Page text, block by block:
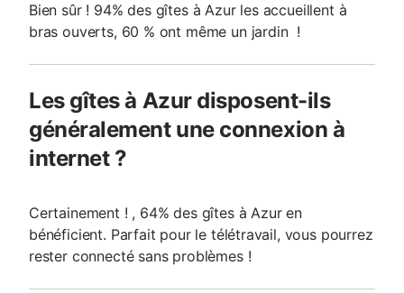
Bien sûr ! 94% des gîtes à Azur les accueillent à
bras ouverts, 60 % ont même un jardin !
Les gîtes à Azur disposent-ils
généralement une connexion à
internet ?
Certainement ! , 64% des gîtes à Azur en
bénéficient. Parfait pour le télétravail, vous pourrez
rester connecté sans problèmes !